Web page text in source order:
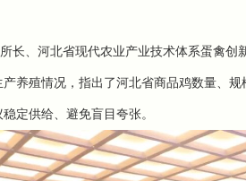
长、河北省现代农业产业技术体系蛋禽创
养殖情况，指出了河北省商品鸡数量、
定供给、避免盲目夸张。